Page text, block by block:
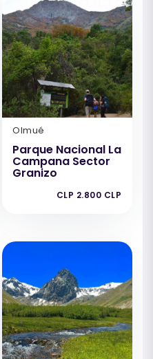
Olmué
Parque Nacional La
Campana Sector
Granizo
CLP 2.800 CLP